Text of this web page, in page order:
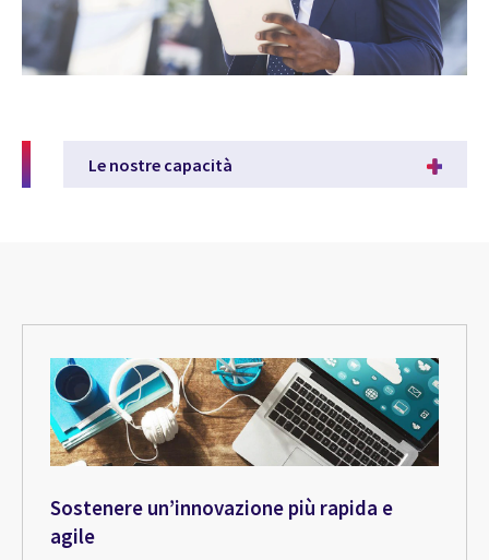
Le nostre capacità
Sostenere un’innovazione più rapida e
agile